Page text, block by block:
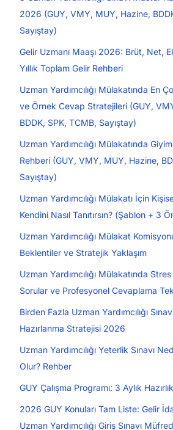
2026 (GUY, VMY, MUY, Hazine,
Sayıştay)
Gelir Uzmanı Maaşı 2026: Brüt, Net,
Yıllık Toplam Gelir Rehberi
Uzman Yardımcılığı Mülakatında En
ve Örnek Cevap Stratejileri (GUY,
BDDK, SPK, TCMB, Sayıştay)
Uzman Yardımcılığı Mülakatında
Rehberi (GUY, VMY, MUY, Hazine,
Sayıştay)
Uzman Yardımcılığı Mülakatı İçin
Kendini Nasıl Tanıtırsın? (Şablon + 3
Uzman Yardımcılığı Mülakat
Beklentiler ve Stratejik Yaklaşım
Uzman Yardımcılığı Mülakatında
Sorular ve Profesyonel Cevaplama
Birden Fazla Uzman Yardımcılığı
Hazırlanma Stratejisi 2026
Uzman Yardımcılığı Yeterlik Sınavı
Olur? Rehber
GUY Çalışma Programı: 3 Aylık
2026 GUY Konuları Tam Liste: Gelir
Uzman Yardımcılığı Giriş Sınavı